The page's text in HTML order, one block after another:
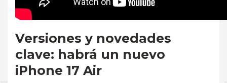
Versiones y novedades
clave: habrá un nuevo
iPhone 17 Air